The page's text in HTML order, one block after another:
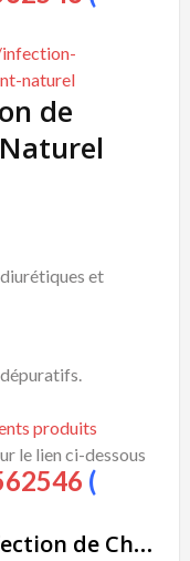
naturel
de
et
produits
le lien ci-dessous
(
Effets thérapeutiques Infection de Chlamydia Remède Naturel